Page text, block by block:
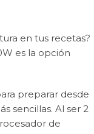
en tus recetas?
es la opción
preparar desde
sencillas. Al ser 2
de